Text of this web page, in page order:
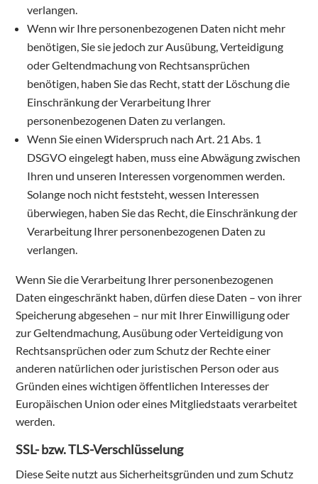
verlangen.
Wenn wir Ihre personenbezogenen Daten nicht mehr
benötigen, Sie sie jedoch zur Ausübung, Verteidigung
oder Geltendmachung von Rechtsansprüchen
benötigen, haben Sie das Recht, statt der Löschung die
Einschränkung der Verarbeitung Ihrer
personenbezogenen Daten zu verlangen.
Wenn Sie einen Widerspruch nach Art. 21 Abs. 1
DSGVO eingelegt haben, muss eine Abwägung zwischen
Ihren und unseren Interessen vorgenommen werden.
Solange noch nicht feststeht, wessen Interessen
überwiegen, haben Sie das Recht, die Einschränkung der
Verarbeitung Ihrer personenbezogenen Daten zu
verlangen.
Wenn Sie die Verarbeitung Ihrer personenbezogenen
Daten eingeschränkt haben, dürfen diese Daten – von ihrer
Speicherung abgesehen – nur mit Ihrer Einwilligung oder
zur Geltendmachung, Ausübung oder Verteidigung von
Rechtsansprüchen oder zum Schutz der Rechte einer
anderen natürlichen oder juristischen Person oder aus
Gründen eines wichtigen öffentlichen Interesses der
Europäischen Union oder eines Mitgliedstaats verarbeitet
werden.
SSL- bzw. TLS-Verschlüsselung
Diese Seite nutzt aus Sicherheitsgründen und zum Schutz